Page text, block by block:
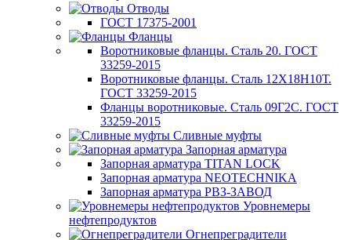
Отводы
ГОСТ 17375-2001
Фланцы
Воротниковые фланцы. Сталь 20. ГОСТ
33259-2015
Воротниковые фланцы. Сталь 12Х18Н10Т.
ГОСТ 33259-2015
Фланцы воротниковые. Сталь 09Г2С. ГОСТ
33259-2015
Сливные муфты
Запорная арматура
Запорная арматура TITAN LOCK
Запорная арматура NEOTECHNIKA
Запорная арматура РВЗ-ЗАВОД
Уровнемеры
нефтепродуктов
Огнепреградители